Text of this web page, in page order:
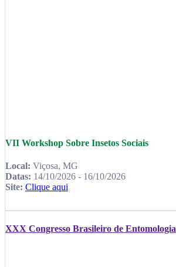
VII Workshop Sobre Insetos Sociais
Local: Viçosa, MG
Datas: 14/10/2026 - 16/10/2026
Site: Clique aqui
XXX Congresso Brasileiro de Entomologia